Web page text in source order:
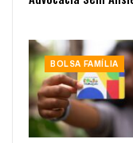
BOLSA FAMÍLIA